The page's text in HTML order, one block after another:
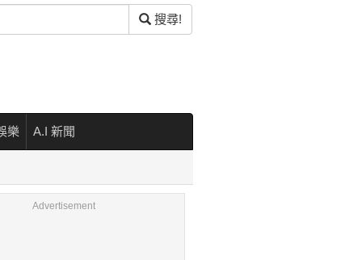
搜尋!
樂 A.I 新聞
Advertisement